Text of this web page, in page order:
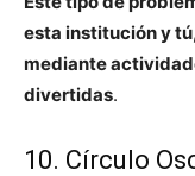
esta institución y
mediante
divertidas.
10. Círculo